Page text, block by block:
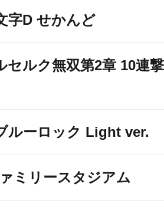
字D せかんど
セルク無双第2章 10連
ルーロック Light ver.
ミリースタジアム